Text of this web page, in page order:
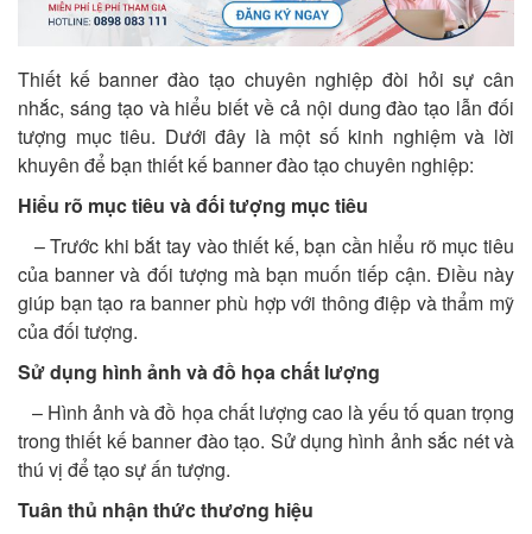
Thiết kế banner đào tạo chuyên nghiệp đòi hỏi sự cân
nhắc, sáng tạo và hiểu biết về cả nội dung đào tạo lẫn đối
tượng mục tiêu. Dưới đây là một số kinh nghiệm và lời
khuyên để bạn thiết kế banner đào tạo chuyên nghiệp:
Hiểu rõ mục tiêu và đối tượng mục tiêu
– Trước khi bắt tay vào thiết kế, bạn cần hiểu rõ mục tiêu
của banner và đối tượng mà bạn muốn tiếp cận. Điều này
giúp bạn tạo ra banner phù hợp với thông điệp và thẩm mỹ
của đối tượng.
Sử dụng hình ảnh và đồ họa chất lượng
– Hình ảnh và đồ họa chất lượng cao là yếu tố quan trọng
trong thiết kế banner đào tạo. Sử dụng hình ảnh sắc nét và
thú vị để tạo sự ấn tượng.
Tuân thủ nhận thức thương hiệu